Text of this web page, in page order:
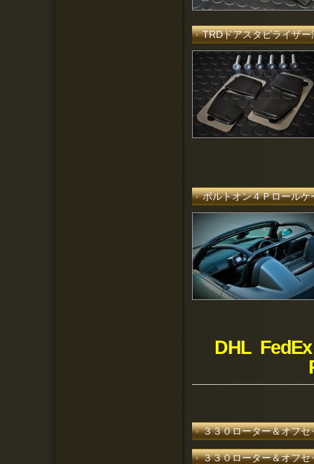
TRDドアスタビライザ
ボルトオン４Ｐロール
DHL
３３０ローター＆オフ
３３０ローター＆オフ